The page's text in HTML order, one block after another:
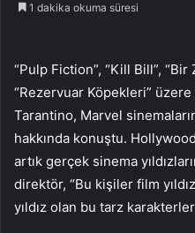
1 dakika okuma süresi
“Pulp Fiction”, “Kill Bill”,
“Rezervuar Köpekleri”
Tarantino, Marvel
hakkında konuştu.
artık gerçek sinema
direktör, “Bu kişiler film
yıldız olan bu tarz